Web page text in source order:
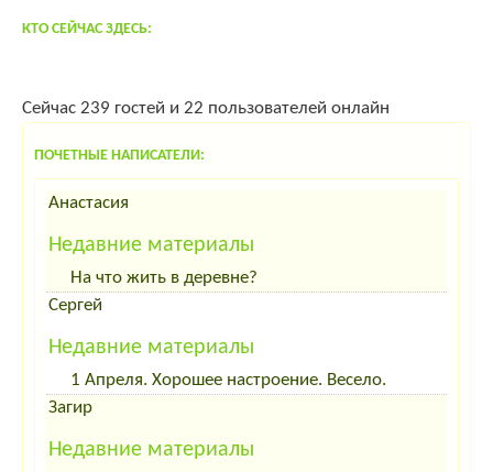
КТО СЕЙЧАС ЗДЕСЬ:
Сейчас 239 гостей и 22 пользователей онлайн
ПОЧЕТНЫЕ НАПИСАТЕЛИ:
Анастасия
Недавние материалы
На что жить в деревне?
Сергей
Недавние материалы
1 Апреля. Хорошее настроение. Весело.
Загир
Недавние материалы